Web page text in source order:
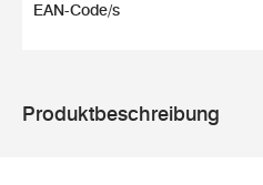
EAN-Code/s
Produktbeschreibung